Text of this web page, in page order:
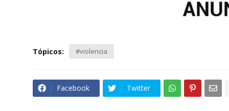
Tópicos: #violencia
Facebook Twitter